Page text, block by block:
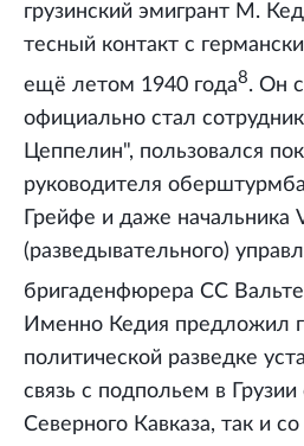
грузинский эмигрант М.
тесный контакт с
ещё летом 1940 года8. Он
официально стал
Цеппелин", пользовался
руководителя
Грейфе и даже начальника
(разведывательного)
бригаденфюрера СС
Именно Кедия предложил
политической разведке
связь с подпольем в
Северного Кавказа, так и